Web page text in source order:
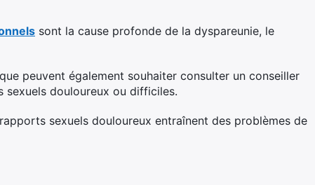
sont la cause profonde de la dyspareunie, le
peuvent également souhaiter consulter un conseiller
sexuels douloureux ou difficiles.
sexuels douloureux entraînent des problèmes de